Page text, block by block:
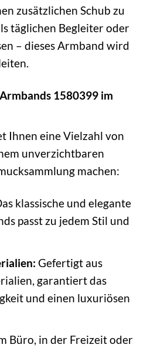
zusätzlichen Schub zu
täglichen Begleiter oder
– dieses Armband wird
1580399 im
Ihnen eine Vielzahl von
unverzichtbaren
machen:
klassische und elegante
passt zu jedem Stil und
Gefertigt aus
garantiert das
und einen luxuriösen
Büro, in der Freizeit oder